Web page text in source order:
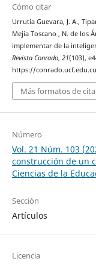
Cómo citar
Urrutia Guevara, J. A.,
Mejía Toscano , N. de los
implementar de la
Revista Conrado, 21(103),
https://
Más formatos de cita
Número
Vol. 21 Núm. 103
construcción de un
Ciencias de la
Sección
Artículos
Licencia